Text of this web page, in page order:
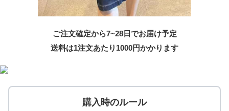
ご注文確定から7~28日でお届け予定
送料は1注文あたり 1000円かかります
購入時のルール